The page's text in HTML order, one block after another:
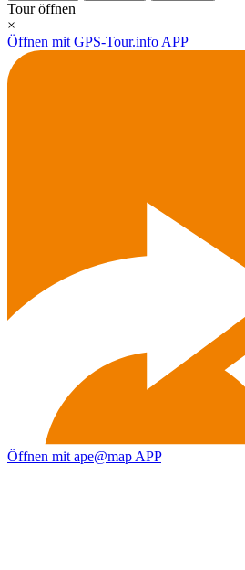
Tour öffnen
×
Öffnen mit GPS-Tour.info APP
Öffnen mit ape@map APP